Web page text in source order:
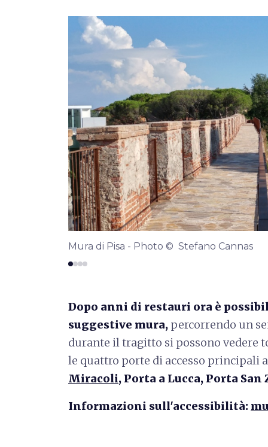
Mura di Pisa - Photo © Stefano Cannas
Dopo anni di restauri ora è
suggestive mura, percorrendo un
durante il tragitto si possono vedere
le quattro porte di accesso principali
Miracoli, Porta a Lucca, Porta
Informazioni sull'accessibilità: